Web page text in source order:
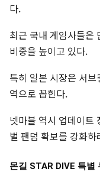
다.
최근 국내 게임사들은
비중을 높이고 있다.
특히 일본 시장은 서
역으로 꼽힌다.
넷마블 역시 업데이트
벌 팬덤 확보를 강화
몬길 STAR DIVE 특